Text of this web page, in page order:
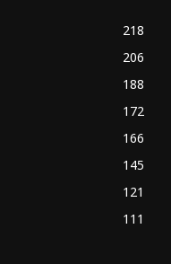
218
206
188
172
166
145
121
111